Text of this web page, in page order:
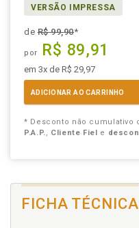
VERSÃO IMPRESSA
deR$ 99,90*
por R$ 89,91
em 3x de R$ 29,97
ADICIONAR AO CARRINHO
* Desconto não cumulativo
P.A.P., Cliente Fiel e
FICHA TÉCNICA